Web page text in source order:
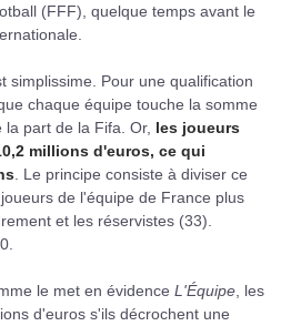
(FFF), quelque temps avant le
simplissime. Pour une qualification
chaque équipe touche la somme
part de la Fifa. Or, les joueurs
millions d'euros, ce qui
. Le principe consiste à diviser ce
de l'équipe de France plus
et les réservistes (33).
le met en évidence L'Équipe , les
d'euros s'ils décrochent une